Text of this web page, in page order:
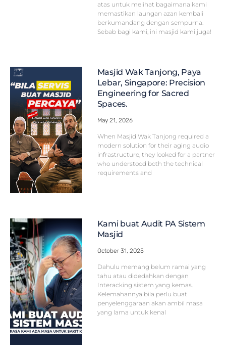
atas untuk melihat bagaimana kami
memastikan laungan azan kembali
berkumandang dengan sempurna.
Sebab bagi kami, ini masjid kami juga!
Masjid Wak Tanjong, Paya
Lebar, Singapore: Precision
Engineering for Sacred
Spaces.
May 21, 2026
When Masjid Wak Tanjong required a
modern solution for their aging audio
infrastructure, they looked for a partner
who understood both the technical
requirements and
Kami buat Audit PA Sistem
Masjid
October 31, 2025
Dahulu memang belum ramai yang
tahu atau didedahkan dengan
Interacking sistem yang kemas.
Kelemahannya bila perlu buat
penyelenggaraan akan ambil masa
yang lama untuk kenal